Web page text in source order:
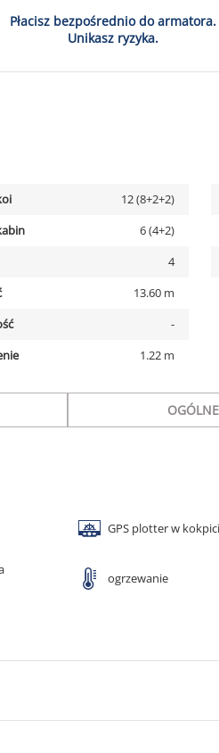
Płacisz bezpośrednio do armatora.
Unikasz ryzyka.
12 (8+2+2)
6 (4+2)
4
13.60 m
-
1.22 m
GPS plotter w
ogrzewanie